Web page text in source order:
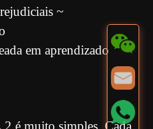
~
em aprendizado
é muito simples. Cada